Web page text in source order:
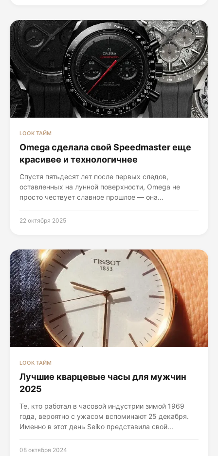
LOOK ТАЙМ
Omega сделала свой Speedmaster еще
красивее и технологичнее
Спустя пятьдесят лет после первых следов,
оставленных на лунной поверхности, Omega не
просто чествует славное прошлое — она...
22 октября 2025
LOOK ТАЙМ
Лучшие кварцевые часы для мужчин
2025
Те, кто работал в часовой индустрии зимой 1969
года, вероятно с ужасом вспоминают 25 декабря.
Именно в этот день Seiko представила свой...
08 октября 2024